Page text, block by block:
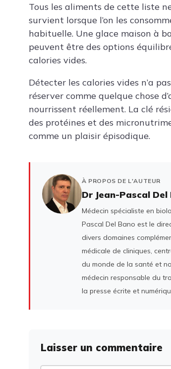
Tous les aliments de cette liste
survient lorsque l’on les
habituelle. Une glace maison à
peuvent être des options
calories vides.
Détecter les calories vides n’a
réserver comme quelque chose
nourrissent réellement. La clé
des protéines et des
comme un plaisir épisodique.
À PROPOS DE L'AUTEUR
Dr Jean-Pascal Del
Médecin spécialiste en
Pascal Del Bano est le
divers domaines
médicale de cliniques,
du monde de la santé et
médecin responsable du
la presse écrite et
Laisser un commentaire